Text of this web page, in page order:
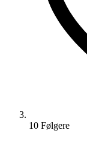
10 Følgere